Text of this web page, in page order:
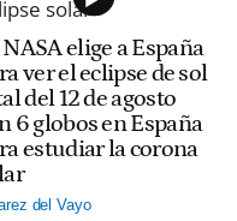
NASA elige a España
ver el eclipse de sol
del 12 de agosto
6 globos en España
estudiar la corona
del Vayo